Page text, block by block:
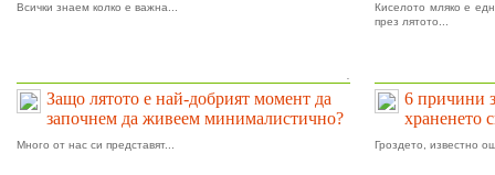
Всички знаем колко е важна...
Киселото мляко е
през лятото...
Защо лятото е най-добрият момент да
започнем да живеем минималистично?
Много от нас си представят...
6 причини
храненето
Гроздето, известно